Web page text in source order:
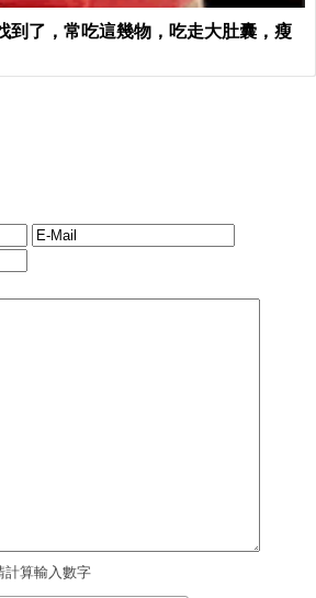
到了，常吃這幾物，吃走大肚囊，瘦
算輸入數字